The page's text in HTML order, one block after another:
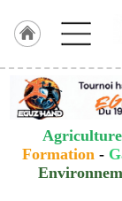
J'adhère
Hulcoq
ACCUEIL
Pays
Agriculture
Formation -